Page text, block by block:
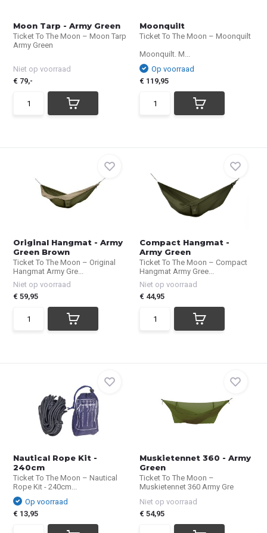
Moon Tarp - Army Green
Ticket To The Moon – Moon Tarp
Army Green
Niet op voorraad
€ 79,-
Moonquilt
Ticket To The Moon – Moonquilt
Moonquilt. M...
Op voorraad
€ 119,95
Original Hangmat - Army
Green Brown
Ticket To The Moon – Original
Hangmat Army Gre...
Niet op voorraad
€ 59,95
Compact Hangmat -
Army Green
Ticket To The Moon – Compact
Hangmat Army Gree...
Niet op voorraad
€ 44,95
Nautical Rope Kit -
240cm
Ticket To The Moon – Nautical
Rope Kit - 240cm...
Op voorraad
€ 13,95
Muskietennet 360 - Army
Green
Ticket To The Moon –
Muskietennet 360 Army Gre
Niet op voorraad
€ 54,95